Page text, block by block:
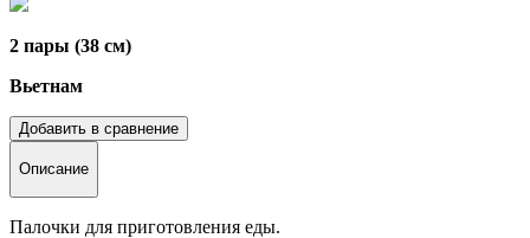
2 пары (38 см)
Вьетнам
Добавить в сравнение
Описание
Палочки для приготовления еды.